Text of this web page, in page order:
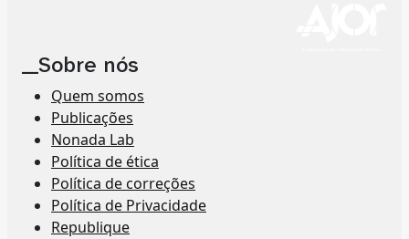
__Sobre nós
Quem somos
Publicações
Nonada Lab
Política de ética
Política de correções
Política de Privacidade
Republique